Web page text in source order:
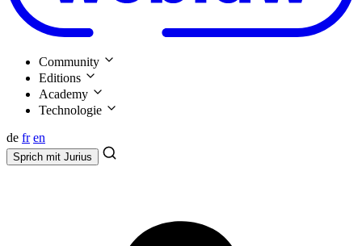
Community
Editions
Academy
Technologie
de fr en
Sprich mit Jurius